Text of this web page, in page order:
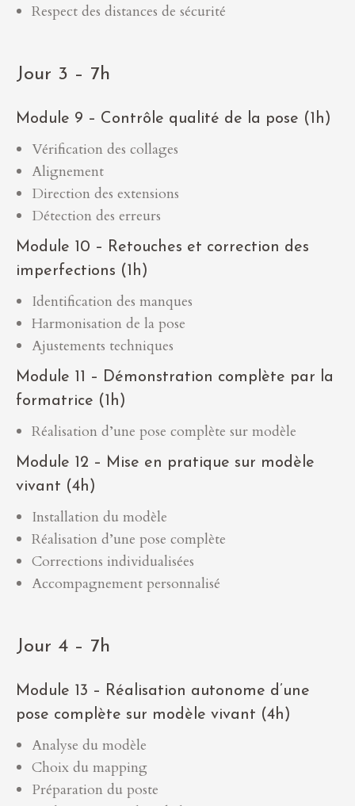
Respect des distances de sécurité
Jour 3 – 7h
Module 9 – Contrôle qualité de la pose (1h)
Vérification des collages
Alignement
Direction des extensions
Détection des erreurs
Module 10 – Retouches et correction des
imperfections (1h)
Identification des manques
Harmonisation de la pose
Ajustements techniques
Module 11 – Démonstration complète par la
formatrice (1h)
Réalisation d’une pose complète sur modèle
Module 12 – Mise en pratique sur modèle
vivant (4h)
Installation du modèle
Réalisation d’une pose complète
Corrections individualisées
Accompagnement personnalisé
Jour 4 – 7h
Module 13 – Réalisation autonome d’une
pose complète sur modèle vivant (4h)
Analyse du modèle
Choix du mapping
Préparation du poste